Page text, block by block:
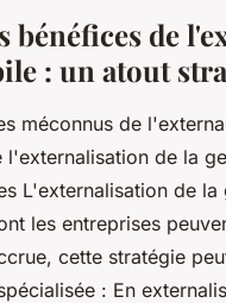
bénéfices de
: un atout
méconnus de
l'externalisation de la
L'externalisation de
les entreprises
cette stratégie
: En